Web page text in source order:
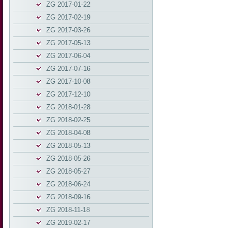
ZG 2017-01-22
ZG 2017-02-19
ZG 2017-03-26
ZG 2017-05-13
ZG 2017-06-04
ZG 2017-07-16
ZG 2017-10-08
ZG 2017-12-10
ZG 2018-01-28
ZG 2018-02-25
ZG 2018-04-08
ZG 2018-05-13
ZG 2018-05-26
ZG 2018-05-27
ZG 2018-06-24
ZG 2018-09-16
ZG 2018-11-18
ZG 2019-02-17